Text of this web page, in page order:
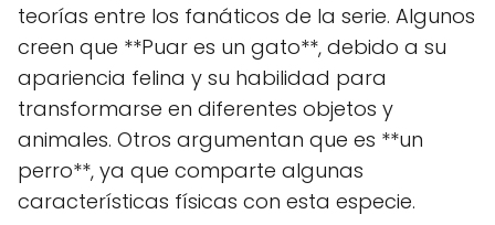
teorías entre los fanáticos de la serie. Algunos
creen que **Puar es un gato**, debido a su
apariencia felina y su habilidad para
transformarse en diferentes objetos y
animales. Otros argumentan que es **un
perro**, ya que comparte algunas
características físicas con esta especie.